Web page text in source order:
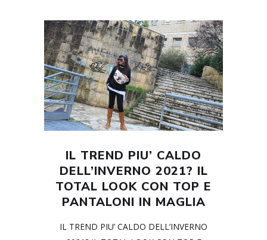
IL TREND PIU’ CALDO
DELL’INVERNO 2021? IL
TOTAL LOOK CON TOP E
PANTALONI IN MAGLIA
IL TREND PIU’ CALDO DELL’INVERNO